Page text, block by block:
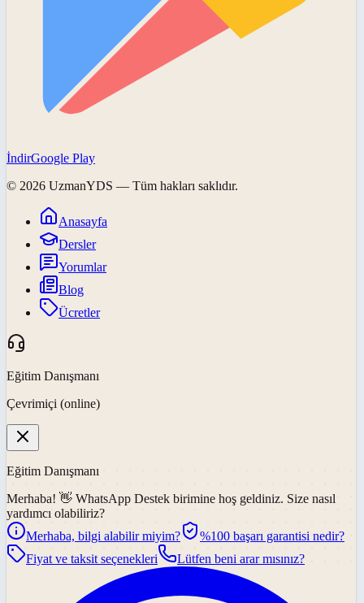
İndirGoogle Play
© 2026 UzmanYDS — Tüm hakları saklıdır.
Anasayfa
Dersler
Yorumlar
Blog
Ücretler
Eğitim Danışmanı
Çevrimiçi (online)
Eğitim Danışmanı
Merhaba! 👋 WhatsApp Destek birimine hoş geldiniz. Size nasıl
yardımcı olabiliriz?
Merhaba, bilgi alabilir miyim?
%100 başarı garantisi nedir?
Fiyat ve taksit seçenekleri
Lütfen beni arar mısınız?